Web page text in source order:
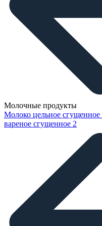
Молочные продукты
Молоко цельное сгущенное
вареное сгущенное 2